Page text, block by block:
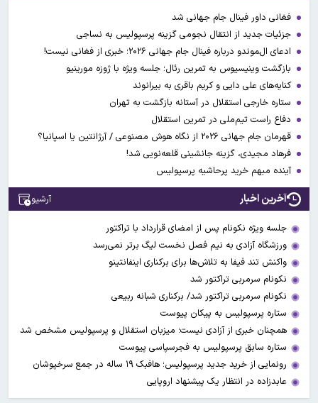
فغانی داور فینال جام جهانی شد
جزئیات جدید از انتقال نجومی گزینه پرسپولیس به نساجی
ادعای ال‌‍موندو درباره فینال جام جهانی ۲۰۲۶؛ خبری از فغانی نیست!
بازگشت وینیسیوس به تمرین رئال؛ جلسه ویژه با ژوزه مورینیو
کنایه‌های علی دایی و کریم باقری به بیرانوند
ستاره خارجی استقلال در آستانه بازگشت به تهران
دفاع راست تیم‌ملی در تمرین استقلال
قهرمان جام جهانی ۲۰۲۶ از نگاه هوش مصنوعی / آرژانتین یا اسپانیا؟
فرهاد مجیدی، گزینه جانشینی قلعه‌نویی شد!
آینده مبهم خرید پرحاشیه پرسپولیس
آخرین اخبار آرشیو
جلسه ویژه نکونام پس از امضای قرارداد با تراکتور
ورزشگاه آزادی به نیم فصل نخست لیگ برتر نمی‌رسد
واکنش تند فیفا به تلاش‌ها برای برکناری اینفانتینو
نکونام سرمربی تراکتور شد
نکونام سرمربی تراکتور شد/ برکناری شبانه ربیعی
ستاره پرسپولیس به پیکان پیوست
همچنان خبری از آزادی نیست؛ میزبان استقلال و پرسپولیس مشخص شد
ستاره سابق پرسپولیس به فجرسپاسی پیوست
رونمایی از خرید جدید پرسپولیس؛ هافبک ۱۹ ساله در جمع سرخپوشان
عابدزاده در انتظار یک پیشنهاد اروپایی